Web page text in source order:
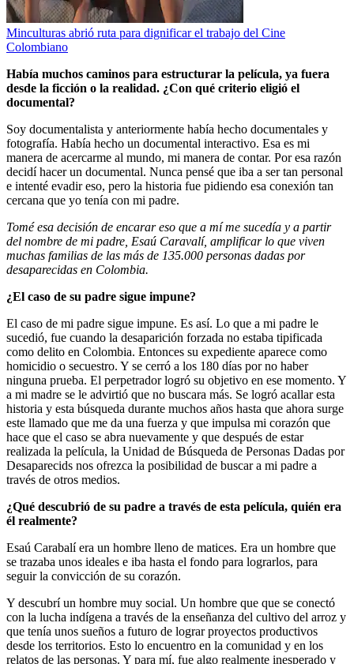
Minculturas abrió ruta para dignificar el trabajo del Cine
Colombiano
Había muchos caminos para estructurar la película, ya fuera
desde la ficción o la realidad. ¿Con qué criterio eligió el
documental?
Soy documentalista y anteriormente había hecho documentales y
fotografía. Había hecho un documental interactivo. Esa es mi
manera de acercarme al mundo, mi manera de contar. Por esa razón
decidí hacer un documental. Nunca pensé que iba a ser tan personal
e intenté evadir eso, pero la historia fue pidiendo esa conexión tan
cercana que yo tenía con mi padre.
Tomé esa decisión de encarar eso que a mí me sucedía y a partir
del nombre de mi padre, Esaú Caravalí, amplificar lo que viven
muchas familias de las más de 135.000 personas dadas por
desaparecidas en Colombia.
¿El caso de su padre sigue impune?
El caso de mi padre sigue impune. Es así. Lo que a mi padre le
sucedió, fue cuando la desaparición forzada no estaba tipificada
como delito en Colombia. Entonces su expediente aparece como
homicidio o secuestro. Y se cerró a los 180 días por no haber
ninguna prueba. El perpetrador logró su objetivo en ese momento. Y
a mi madre se le advirtió que no buscara más. Se logró acallar esta
historia y esta búsqueda durante muchos años hasta que ahora surge
este llamado que me da una fuerza y que impulsa mi corazón que
hace que el caso se abra nuevamente y que después de estar
realizada la película, la Unidad de Búsqueda de Personas Dadas por
Desaparecids nos ofrezca la posibilidad de buscar a mi padre a
través de otros medios.
¿Qué descubrió de su padre a través de esta película, quién era
él realmente?
Esaú Carabalí era un hombre lleno de matices. Era un hombre que
se trazaba unos ideales e iba hasta el fondo para lograrlos, para
seguir la convicción de su corazón.
Y descubrí un hombre muy social. Un hombre que que se conectó
con la lucha indígena a través de la enseñanza del cultivo del arroz y
que tenía unos sueños a futuro de lograr proyectos productivos
desde los territorios. Esto lo encuentro en la comunidad y en los
relatos de las personas. Y para mí, fue algo realmente inesperado y